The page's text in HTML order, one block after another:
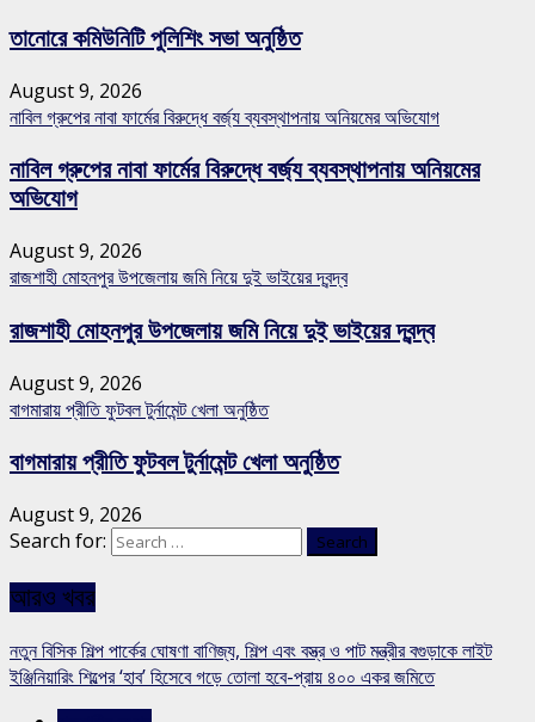
তানোরে কমিউনিটি পুলিশিং সভা অনুষ্ঠিত
August 9, 2026
নাবিল গ্রুপের নাবা ফার্মের বিরুদ্ধে বর্জ্য ব্যবস্থাপনায় অনিয়মের অভিযোগ
নাবিল গ্রুপের নাবা ফার্মের বিরুদ্ধে বর্জ্য ব্যবস্থাপনায় অনিয়মের
অভিযোগ
August 9, 2026
রাজশাহী মোহনপুর উপজেলায় জমি নিয়ে দুই ভাইয়ের দ্বন্দ্ব
রাজশাহী মোহনপুর উপজেলায় জমি নিয়ে দুই ভাইয়ের দ্বন্দ্ব
August 9, 2026
বাগমারায় প্রীতি ফুটবল টুর্নামেন্ট খেলা অনুষ্ঠিত
বাগমারায় প্রীতি ফুটবল টুর্নামেন্ট খেলা অনুষ্ঠিত
August 9, 2026
Search for:
আরও খবর
নতুন বিসিক শিল্প পার্কের ঘোষণা বাণিজ্য, শিল্প এবং বস্ত্র ও পাট মন্ত্রীর বগুড়াকে লাইট
ইঞ্জিনিয়ারিং শিল্পের ‘হাব’ হিসেবে গড়ে তোলা হবে-প্রায় ৪০০ একর জমিতে